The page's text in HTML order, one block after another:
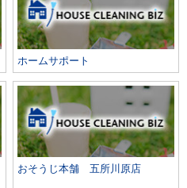
ホームサポート
おそうじ本舗 五所川原店